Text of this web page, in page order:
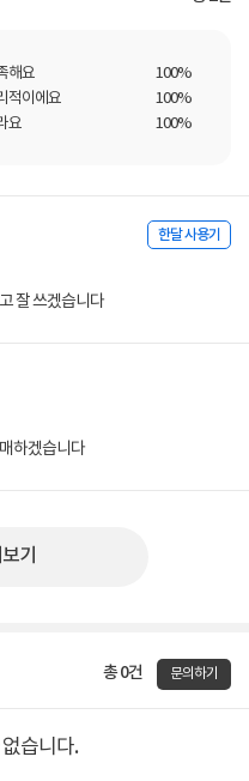
해요
100%
적이에요
100%
요 100%
한달 사용기
가격저렴하고 무엇보다 배송빠르고 품질 좋고 잘 쓰겠습니다
합니다 다시 재구매하겠습니다
기
총 0건 문의하기
습니다.